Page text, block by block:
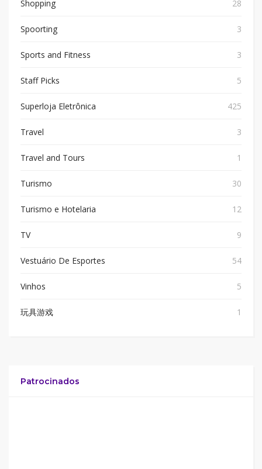
Shopping 28
Spoorting 3
Sports and Fitness 3
Staff Picks 5
Superloja Eletrônica 425
Travel 3
Travel and Tours 1
Turismo 30
Turismo e Hotelaria 12
TV 9
Vestuário De Esportes 54
Vinhos 5
玩具游戏 1
Patrocinados